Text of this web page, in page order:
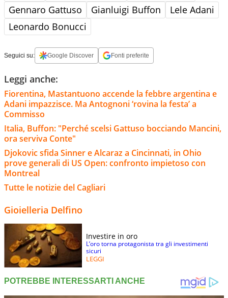
Gennaro Gattuso
Gianluigi Buffon
Lele Adani
Leonardo Bonucci
Seguici su: Google Discover Fonti preferite
Leggi anche:
Fiorentina, Mastantuono accende la febbre argentina e
Adani impazzisce. Ma Antognoni ‘rovina la festa’ a
Commisso
Italia, Buffon: "Perché scelsi Gattuso bocciando Mancini,
ora serviva Conte"
Djokovic sfida Sinner e Alcaraz a Cincinnati, in Ohio
prove generali di US Open: confronto impietoso con
Montreal
Tutte le notizie del Cagliari
Gioielleria Delfino
Investire in oro
L’oro torna protagonista tra gli investimenti
sicuri
LEGGI